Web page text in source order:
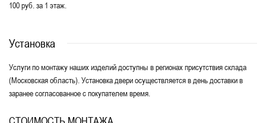
100 руб. за 1 этаж.
Установка
Услуги по монтажу наших изделий доступны в регионах присутствия склада
(Московская область). Установка двери осуществляется в день доставки в
заранее согласованное с покупателем время.